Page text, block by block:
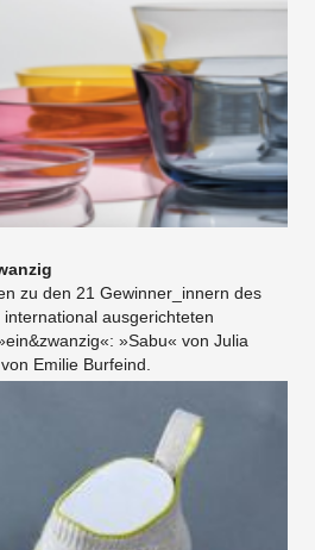
zu den 21 Gewinner_innern des
ausgerichteten
»Sabu« von Julia
Emilie Burfeind.